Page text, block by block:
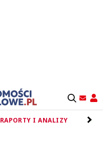
RAPORTY I ANALIZY